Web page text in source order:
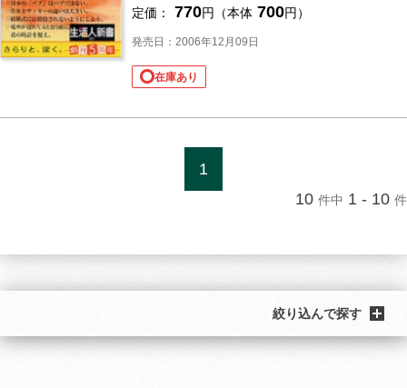
定価： 770円（本体 700円）
発売日：2006年12月09日
在庫あり
1
10 件中 1 - 10 件
絞り込んで探す